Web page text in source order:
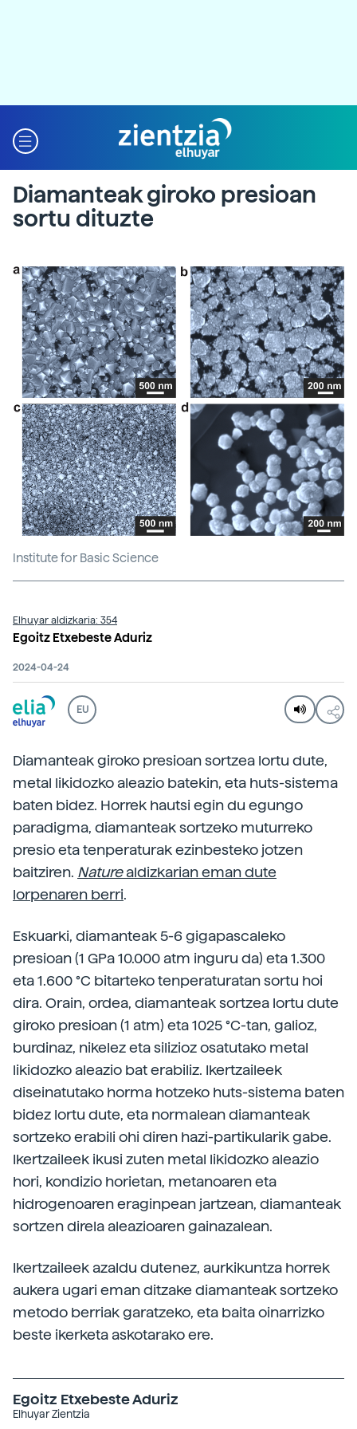
Diamanteak giroko presioan
sortu dituzte
Institute for Basic Science
Elhuyar aldizkaria: 354
Egoitz Etxebeste Aduriz
2024-04-24
EU
Diamanteak giroko presioan sortzea lortu dute,
metal likidozko aleazio batekin, eta huts-sistema
baten bidez. Horrek hautsi egin du egungo
paradigma, diamanteak sortzeko muturreko
presio eta tenperaturak ezinbesteko jotzen
baitziren. Naturealdizkarian eman dute
lorpenaren berri.
Eskuarki, diamanteak 5-6 gigapascaleko
presioan (1 GPa 10.000 atm inguru da) eta 1.300
eta 1.600 °C bitarteko tenperaturatan sortu hoi
dira. Orain, ordea, diamanteak sortzea lortu dute
giroko presioan (1 atm) eta 1025 °C-tan, galioz,
burdinaz, nikelez eta silizioz osatutako metal
likidozko aleazio bat erabiliz. Ikertzaileek
diseinatutako horma hotzeko huts-sistema baten
bidez lortu dute, eta normalean diamanteak
sortzeko erabili ohi diren hazi-partikularik gabe.
Ikertzaileek ikusi zuten metal likidozko aleazio
hori, kondizio horietan, metanoaren eta
hidrogenoaren eraginpean jartzean, diamanteak
sortzen direla aleazioaren gainazalean.
Ikertzaileek azaldu dutenez, aurkikuntza horrek
aukera ugari eman ditzake diamanteak sortzeko
metodo berriak garatzeko, eta baita oinarrizko
beste ikerketa askotarako ere.
Egoitz Etxebeste Aduriz
Elhuyar Zientzia